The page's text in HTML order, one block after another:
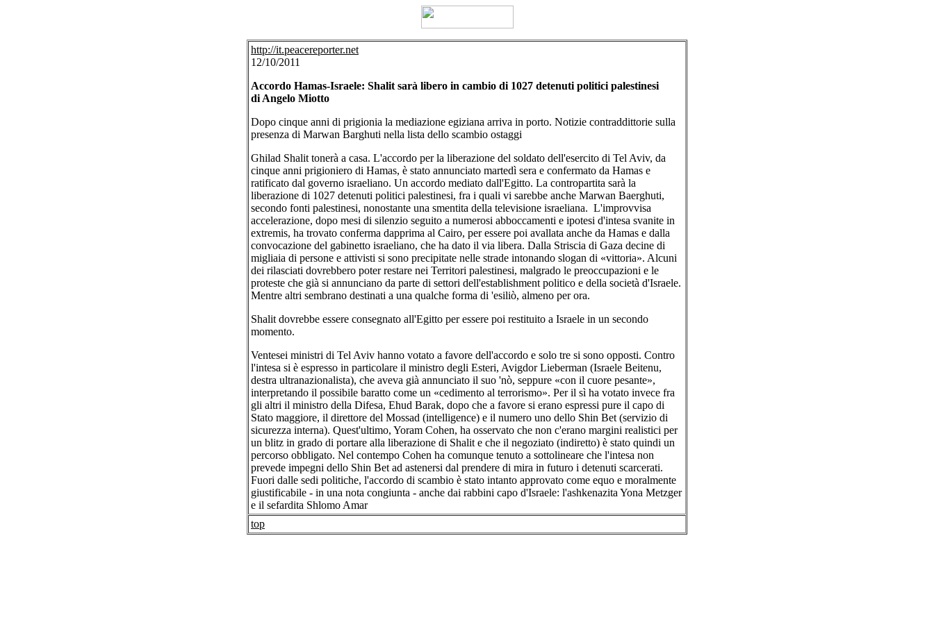
http://it.peacereporter.net
12/10/2011
Accordo Hamas-Israele: Shalit sarà libero in cambio di 1027 detenuti politici palestinesi
di Angelo Miotto
Dopo cinque anni di prigionia la mediazione egiziana arriva in porto. Notizie contraddittorie sulla
presenza di Marwan Barghuti nella lista dello scambio ostaggi
Ghilad Shalit tonerà a casa. L'accordo per la liberazione del soldato dell'esercito di Tel Aviv, da
cinque anni prigioniero di Hamas, è stato annunciato martedì sera e confermato da Hamas e
ratificato dal governo israeliano. Un accordo mediato dall'Egitto. La contropartita sarà la
liberazione di 1027 detenuti politici palestinesi, fra i quali vi sarebbe anche Marwan Baerghuti,
secondo fonti palestinesi, nonostante una smentita della televisione israeliana. L'improvvisa
accelerazione, dopo mesi di silenzio seguito a numerosi abboccamenti e ipotesi d'intesa svanite in
extremis, ha trovato conferma dapprima al Cairo, per essere poi avallata anche da Hamas e dalla
convocazione del gabinetto israeliano, che ha dato il via libera. Dalla Striscia di Gaza decine di
migliaia di persone e attivisti si sono precipitate nelle strade intonando slogan di «vittoria». Alcuni
dei rilasciati dovrebbero poter restare nei Territori palestinesi, malgrado le preoccupazioni e le
proteste che già si annunciano da parte di settori dell'establishment politico e della società d'Israele.
Mentre altri sembrano destinati a una qualche forma di 'esiliò, almeno per ora.
Shalit dovrebbe essere consegnato all'Egitto per essere poi restituito a Israele in un secondo
momento.
Ventesei ministri di Tel Aviv hanno votato a favore dell'accordo e solo tre si sono opposti. Contro
l'intesa si è espresso in particolare il ministro degli Esteri, Avigdor Lieberman (Israele Beitenu,
destra ultranazionalista), che aveva già annunciato il suo 'nò, seppure «con il cuore pesante»,
interpretando il possibile baratto come un «cedimento al terrorismo». Per il sì ha votato invece fra
gli altri il ministro della Difesa, Ehud Barak, dopo che a favore si erano espressi pure il capo di
Stato maggiore, il direttore del Mossad (intelligence) e il numero uno dello Shin Bet (servizio di
sicurezza interna). Quest'ultimo, Yoram Cohen, ha osservato che non c'erano margini realistici per
un blitz in grado di portare alla liberazione di Shalit e che il negoziato (indiretto) è stato quindi un
percorso obbligato. Nel contempo Cohen ha comunque tenuto a sottolineare che l'intesa non
prevede impegni dello Shin Bet ad astenersi dal prendere di mira in futuro i detenuti scarcerati.
Fuori dalle sedi politiche, l'accordo di scambio è stato intanto approvato come equo e moralmente
giustificabile - in una nota congiunta - anche dai rabbini capo d'Israele: l'ashkenazita Yona Metzger
e il sefardita Shlomo Amar
top